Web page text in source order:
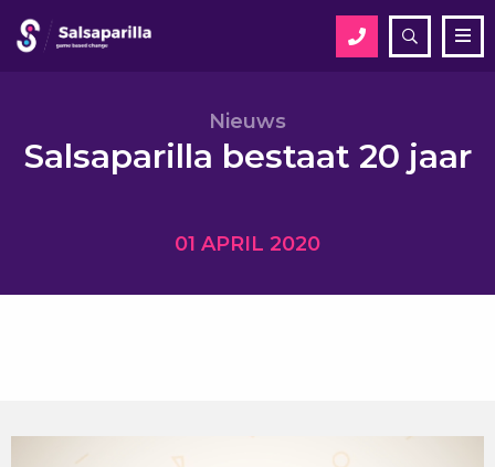
Open
zoekveld
Nieuws
Salsaparilla bestaat 20 jaar
01 APRIL 2020